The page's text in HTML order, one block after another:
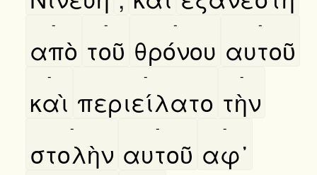
απὸ
-
τοῦ
-
θρόνου
-
αυτοῦ
-
καὶ
-
περιείλατο
-
τὴν
-
στολὴν
-
αυτοῦ
-
αφ᾿
-